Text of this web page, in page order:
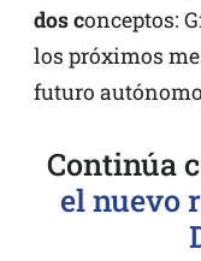
dos conceptos:
los próximos
futuro
Continúa
el nuevo